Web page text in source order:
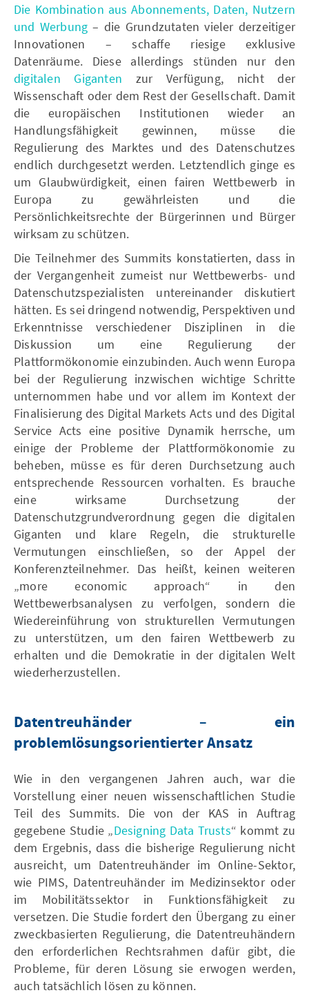
Die Kombination aus Abonnements, Daten, Nutzern
und Werbung – die Grundzutaten vieler derzeitiger
Innovationen – schaffe riesige exklusive
Datenräume. Diese allerdings stünden nur den
digitalen Giganten zur Verfügung, nicht der
Wissenschaft oder dem Rest der Gesellschaft. Damit
die europäischen Institutionen wieder an
Handlungsfähigkeit gewinnen, müsse die
Regulierung des Marktes und des Datenschutzes
endlich durchgesetzt werden. Letztendlich ginge es
um Glaubwürdigkeit, einen fairen Wettbewerb in
Europa zu gewährleisten und die
Persönlichkeitsrechte der Bürgerinnen und Bürger
wirksam zu schützen.
Die Teilnehmer des Summits konstatierten, dass in
der Vergangenheit zumeist nur Wettbewerbs- und
Datenschutzspezialisten untereinander diskutiert
hätten. Es sei dringend notwendig, Perspektiven und
Erkenntnisse verschiedener Disziplinen in die
Diskussion um eine Regulierung der
Plattformökonomie einzubinden. Auch wenn Europa
bei der Regulierung inzwischen wichtige Schritte
unternommen habe und vor allem im Kontext der
Finalisierung des Digital Markets Acts und des Digital
Service Acts eine positive Dynamik herrsche, um
einige der Probleme der Plattformökonomie zu
beheben, müsse es für deren Durchsetzung auch
entsprechende Ressourcen vorhalten. Es brauche
eine wirksame Durchsetzung der
Datenschutzgrundverordnung gegen die digitalen
Giganten und klare Regeln, die strukturelle
Vermutungen einschließen, so der Appel der
Konferenzteilnehmer. Das heißt, keinen weiteren
„more economic approach“ in den
Wettbewerbsanalysen zu verfolgen, sondern die
Wiedereinführung von strukturellen Vermutungen
zu unterstützen, um den fairen Wettbewerb zu
erhalten und die Demokratie in der digitalen Welt
wiederherzustellen.
Datentreuhänder – ein
problemlösungsorientierter Ansatz
Wie in den vergangenen Jahren auch, war die
Vorstellung einer neuen wissenschaftlichen Studie
Teil des Summits. Die von der KAS in Auftrag
gegebene Studie „Designing Data Trusts“ kommt zu
dem Ergebnis, dass die bisherige Regulierung nicht
ausreicht, um Datentreuhänder im Online-Sektor,
wie PIMS, Datentreuhänder im Medizinsektor oder
im Mobilitätssektor in Funktionsfähigkeit zu
versetzen. Die Studie fordert den Übergang zu einer
zweckbasierten Regulierung, die Datentreuhändern
den erforderlichen Rechtsrahmen dafür gibt, die
Probleme, für deren Lösung sie erwogen werden,
auch tatsächlich lösen zu können.